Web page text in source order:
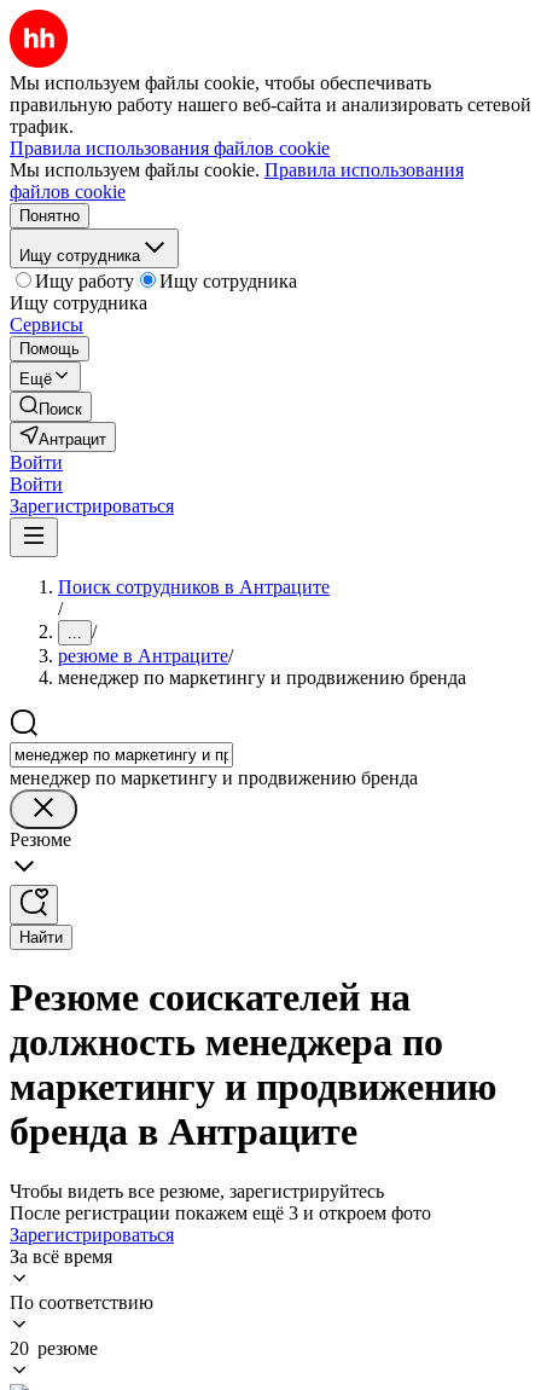
Мы используем файлы cookie, чтобы обеспечивать
правильную работу нашего веб-сайта и анализировать сетевой
трафик.
Правила использования файлов cookie
Мы используем файлы cookie. Правила использования
файлов cookie
Понятно
Ищу сотрудника
Ищу работу
Ищу сотрудника
Ищу сотрудника
Сервисы
Помощь
Ещё
Поиск
Антрацит
Войти
Войти
Зарегистрироваться
Поиск сотрудников в Антраците
/
... /
резюме в Антраците/
менеджер по маркетингу и продвижению бренда
менеджер по маркетингу и продвижению бренда
Резюме
Найти
Резюме соискателей на
должность менеджера по
маркетингу и продвижению
бренда в Антраците
Чтобы видеть все резюме, зарегистрируйтесь
После регистрации покажем ещё 3 и откроем фото
Зарегистрироваться
За всё время
По соответствию
20 резюме